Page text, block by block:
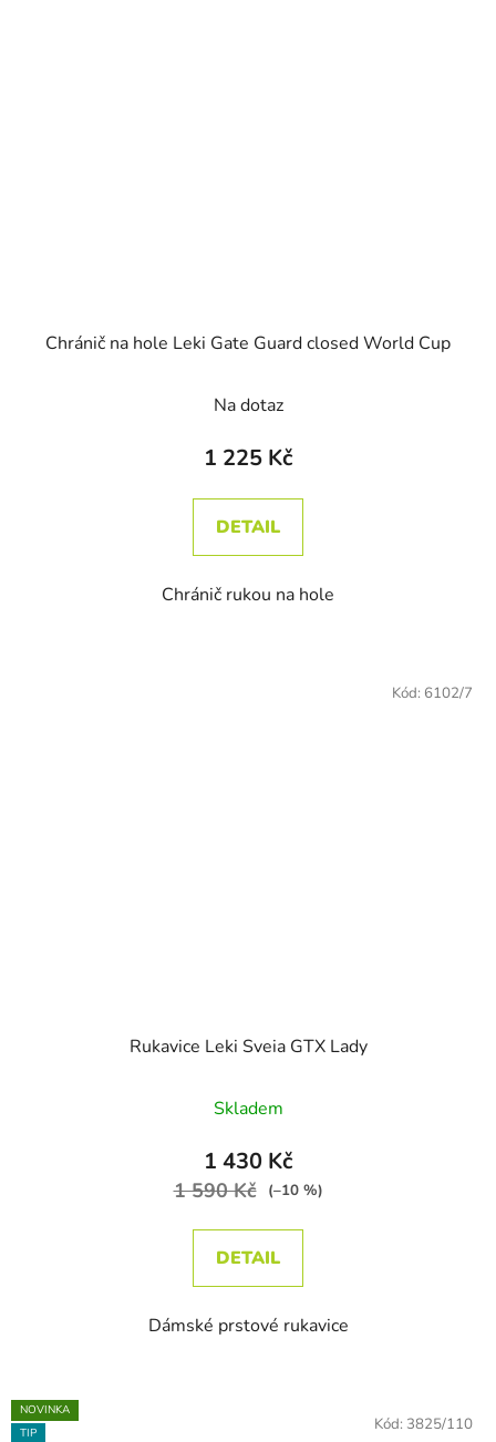
Chránič na hole Leki Gate Guard closed World Cup
Na dotaz
1 225 Kč
DETAIL
Chránič rukou na hole
Rukavice Leki Sveia GTX Lady
Skladem
1 430 Kč
1 590 Kč (–10 %)
DETAIL
Dámské prstové rukavice
Kód: 6102/7
NOVINKA
TIP
Kód: 3825/110